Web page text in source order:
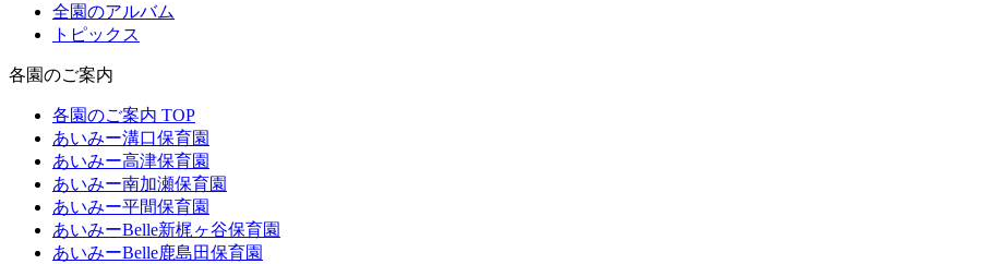
全園のアルバム
トピックス
各園のご案内
各園のご案内 TOP
あいみー溝口保育園
あいみー高津保育園
あいみー南加瀬保育園
あいみー平間保育園
あいみーBelle新梶ヶ谷保育園
あいみーBelle鹿島田保育園